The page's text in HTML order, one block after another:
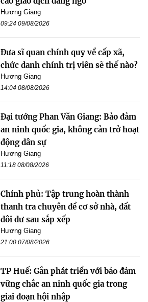
Hương Giang
09:24 09/08/2026
Đưa sĩ quan chính quy về cấp xã,
chức danh chính trị viên sẽ thế nào?
Hương Giang
14:04 08/08/2026
Đại tướng Phan Văn Giang: Bảo đảm
an ninh quốc gia, không cản trở hoạt
động dân sự
Hương Giang
11:18 08/08/2026
Chính phủ: Tập trung hoàn thành
thanh tra chuyên đề cơ sở nhà, đất
dôi dư sau sắp xếp
Hương Giang
21:00 07/08/2026
TP Huế: Gắn phát triển với bảo đảm
vững chắc an ninh quốc gia trong
giai đoạn hội nhập